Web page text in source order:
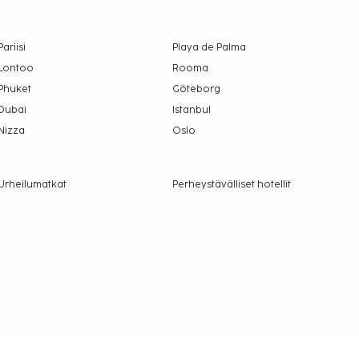
Playa de Palma
Rooma
Göteborg
Istanbul
Oslo
Perheystävälliset hotellit